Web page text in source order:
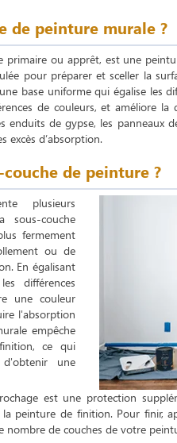
de peinture murale ?
primaire ou apprêt, est une
pour préparer et sceller la
base uniforme qui égalise les
de couleurs, et améliore
enduits de gypse, les panneaux
excès d’absorption.
de peinture ?
plusieurs
sous-couche
fermement
ou de
En égalisant
différences
une couleur
l'absorption
empêche
ce qui
une
est une protection
peinture de finition. Pour finir,
de couches de votre